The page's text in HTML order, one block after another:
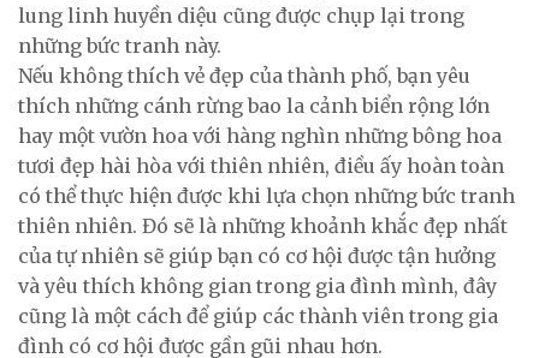
lung linh huyền diệu cũng được chụp lại trong
những bức tranh này.
Nếu không thích vẻ đẹp của thành phố, bạn yêu
thích những cánh rừng bao la cảnh biển rộng lớn
hay một vườn hoa với hàng nghìn những bông hoa
tươi đẹp hài hòa với thiên nhiên, điều ấy hoàn toàn
có thể thực hiện được khi lựa chọn những bức tranh
thiên nhiên. Đó sẽ là những khoảnh khắc đẹp nhất
của tự nhiên sẽ giúp bạn có cơ hội được tận hưởng
và yêu thích không gian trong gia đình mình, đây
cũng là một cách để giúp các thành viên trong gia
đình có cơ hội được gần gũi nhau hơn.